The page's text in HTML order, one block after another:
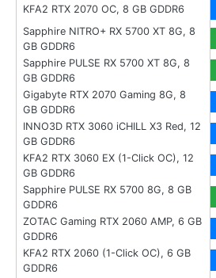
KFA2 RTX 2070 OC, 8 GB GDDR6
Sapphire NITRO+ RX 5700 XT 8G, 8
GB GDDR6
Sapphire PULSE RX 5700 XT 8G, 8
GB GDDR6
Gigabyte RTX 2070 Gaming 8G, 8
GB GDDR6
INNO3D RTX 3060 iCHILL X3 Red, 12
GB GDDR6
KFA2 RTX 3060 EX (1-Click OC), 12
GB GDDR6
Sapphire PULSE RX 5700 8G, 8 GB
GDDR6
ZOTAC Gaming RTX 2060 AMP, 6 GB
GDDR6
KFA2 RTX 2060 (1-Click OC), 6 GB
GDDR6